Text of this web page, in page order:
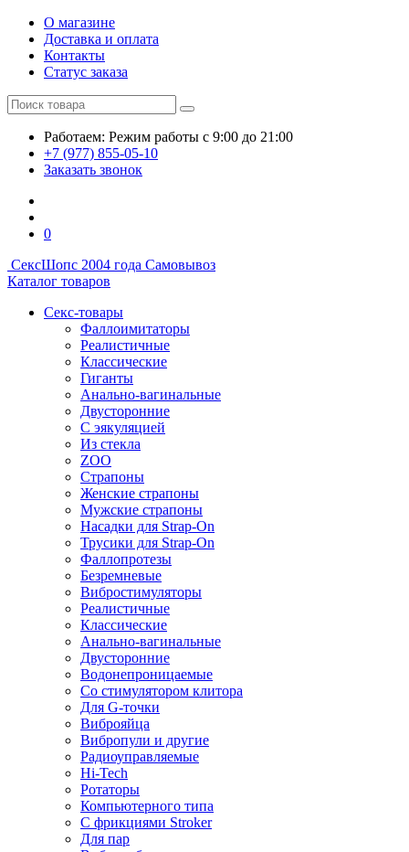
О магазине
Доставка и оплата
Контакты
Статус заказа
Работаем: Режим работы с 9:00 до 21:00
+7 (977) 855-05-10
Заказать звонок
0
СексШопс 2004 года Самовывоз
Каталог товаров
Секс-товары
Фаллоимитаторы
Реалистичные
Классические
Гиганты
Анально-вагинальные
Двусторонние
С эякуляцией
Из стекла
ZOO
Страпоны
Женские страпоны
Мужские страпоны
Насадки для Strap-On
Трусики для Strap-On
Фаллопротезы
Безремневые
Вибростимуляторы
Реалистичные
Классические
Анально-вагинальные
Двусторонние
Водонепроницаемые
Со стимулятором клитора
Для G-точки
Виброяйца
Вибропули и другие
Радиоуправляемые
Hi-Tech
Ротаторы
Компьютерного типа
С фрикциями Stroker
Для пар